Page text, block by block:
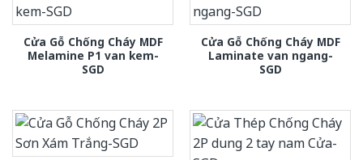
Cửa Gỗ Chống Cháy MDF
Melamine P1 van kem-
SGD
Cửa Gỗ Chống Cháy MDF
Laminate van ngang-
SGD